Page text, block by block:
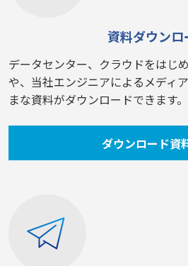
資料ダウンロ
データセンター、クラウドをはじ
や、当社エンジニアによるメディ
まな資料がダウンロードできます。
ダウンロード資